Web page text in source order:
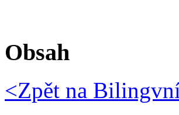
Obsah
<Zpět na